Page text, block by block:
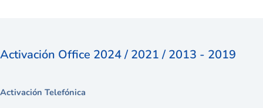
Activación Office 2024 / 2021 / 2013 - 2019
Activación Telefónica